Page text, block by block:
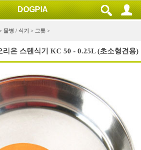
DOGPIA
물병 / 식기 > 그릇 >
리온 스텐식기 KC 50 - 0.25L (초소형견용)